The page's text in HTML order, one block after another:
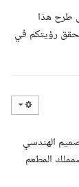
طرح هذا
يحقق رؤيتكم في
الهندسي
المطعم